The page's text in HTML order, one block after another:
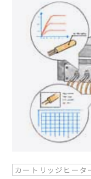
カートリッジヒータ